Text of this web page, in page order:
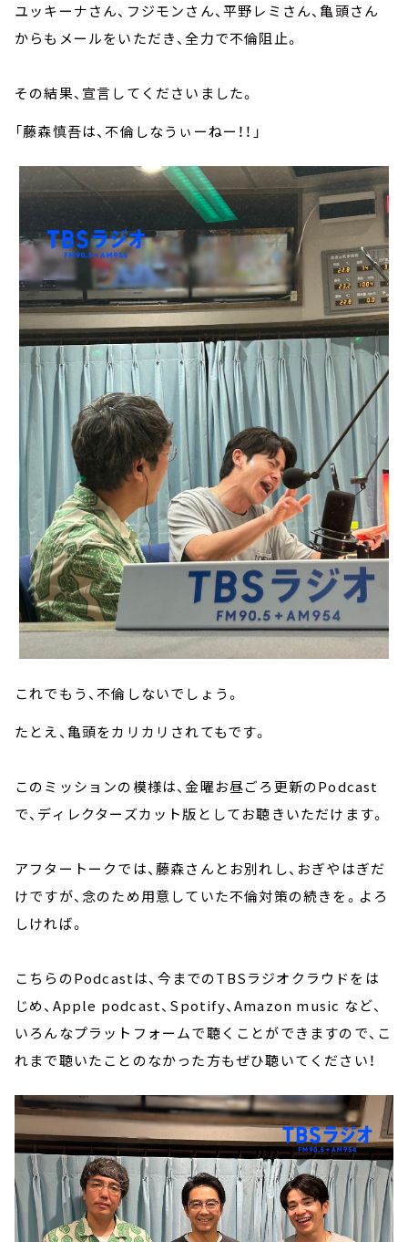
ユッキーナさん、フジモンさん、平野レミさん、亀頭さん
からもメールをいただき、全力で不倫阻止。
その結果、宣言してくださいました。
「藤森慎吾は、不倫しなうぃーねー！！」
これでもう、不倫しないでしょう。
たとえ、亀頭をカリカリされてもです。
このミッションの模様は、金曜お昼ごろ更新のPodcast
で、ディレクターズカット版としてお聴きいただけます。
アフタートークでは、藤森さんとお別れし、おぎやはぎだ
けですが、念のため用意していた不倫対策の続きを。よろ
しければ。
こちらのPodcastは、今までのTBSラジオクラウドをは
じめ、Apple podcast、Spotify、Amazon music など、
いろんなプラットフォームで聴くことができますので、こ
れまで聴いたことのなかった方もぜひ聴いてください！